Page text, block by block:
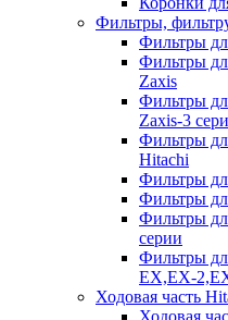
Фильтры,
Фильтры
Фильтры
Zaxis
Фильтры
Zaxis-3
Фильтры
Hitachi
Фильтры
Фильтры
Фильтры
серии
Фильтры
EX,EX-
Ходовая часть
Ходовая